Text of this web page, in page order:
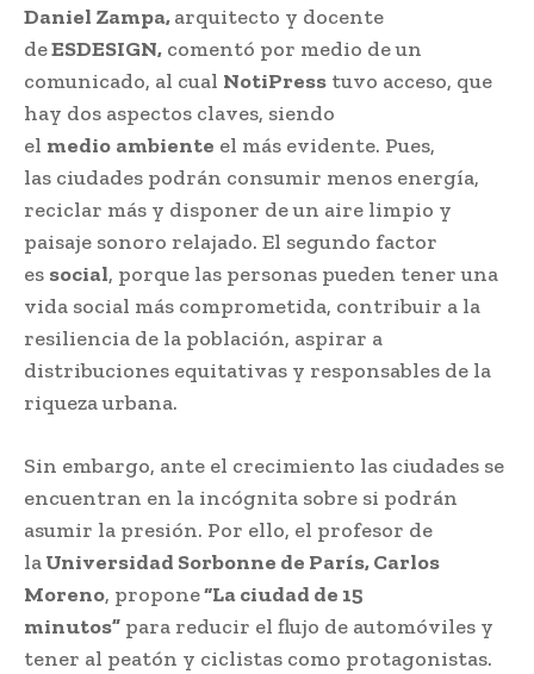
Daniel Zampa,arquitecto y docente
deESDESIGN, comentó por medio de un
comunicado, al cual NotiPress tuvo acceso, que
hay dos aspectos claves, siendo
el medio ambiente el más evidente. Pues,
las ciudades podrán consumir menos energía,
reciclar más y disponer de un aire limpio y
paisaje sonoro relajado. El segundo factor
es social, porque las personas pueden tener una
vida social más comprometida, contribuir a la
resiliencia de la población, aspirar a
distribuciones equitativas y responsables de la
riqueza urbana.
Sin embargo, ante el crecimiento las ciudades se
encuentran en la incógnita sobre si podrán
asumir la presión. Por ello, el profesor de
laUniversidad Sorbonne de París, Carlos
Moreno, propone“La ciudad de 15
minutos” para reducir el flujo de automóviles y
tener al peatón y ciclistas como protagonistas.